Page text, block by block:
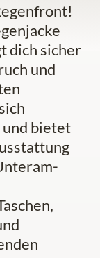
dich sicher
und
und bietet